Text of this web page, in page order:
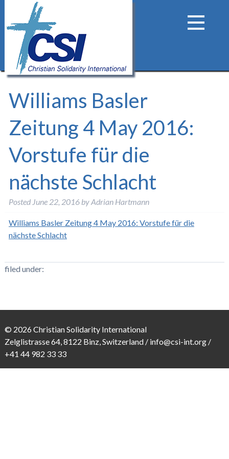
Williams Basler
Zeitung 4 May 2016:
Vorstufe für die
nächste Schlacht
Posted June 22, 2016 byAdrian Hartmann
Williams Basler Zeitung 4 May 2016: Vorstufe für die
nächste Schlacht
filed under:
© 2026 Christian Solidarity International
Zelglistrasse 64, 8122 Binz, Switzerland / info@csi-int.org/
+41 44 982 33 33